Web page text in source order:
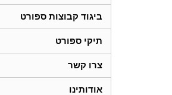
ביגוד קבוצות ספורט
תיקי ספורט
צרו קשר
אודותינו